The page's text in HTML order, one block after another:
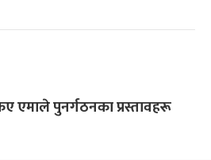
एमाले पुनर्गठनका प्रस्तावहरू